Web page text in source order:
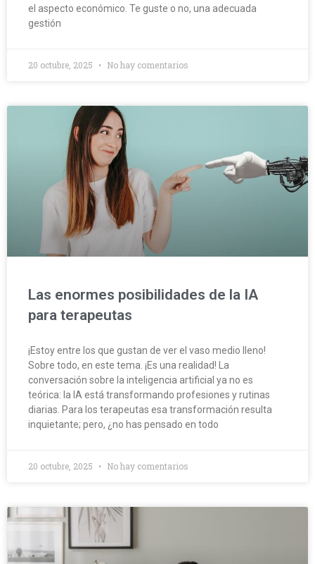
el aspecto económico. Te guste o no, una adecuada
gestión
20 octubre, 2025 No hay comentarios
Las enormes posibilidades de la IA
para terapeutas
¡Estoy entre los que gustan de ver el vaso medio lleno!
Sobre todo, en este tema. ¡Es una realidad! La
conversación sobre la inteligencia artificial ya no es
teórica: la IA está transformando profesiones y rutinas
diarias. Para los terapeutas esa transformación resulta
inquietante; pero, ¿no has pensado en todo
20 octubre, 2025 No hay comentarios